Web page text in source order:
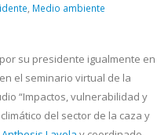
, Medio ambiente
por su presidente igualmente en
el seminario virtual de la
“Impactos, vulnerabilidad y
del sector de la caza y